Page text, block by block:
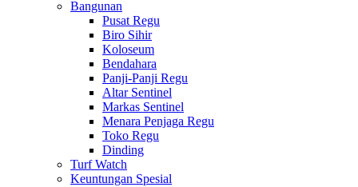
Bangunan
Pusat Regu
Biro Sihir
Koloseum
Bendahara
Panji-Panji Regu
Altar Sentinel
Markas Sentinel
Menara Penjaga Regu
Toko Regu
Dinding
Turf Watch
Keuntungan Spesial